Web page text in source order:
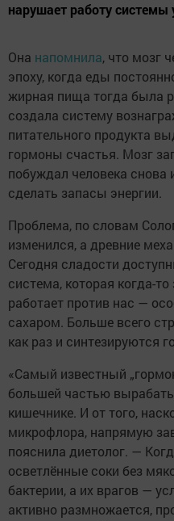
нарушает работу системы
Она напомнила, что мозг
эпоху, когда еды
жирная пища тогда была
создала систему
питательного продукта
гормоны счастья. Мозг
побуждал человека снова
сделать запасы энергии.
Проблема, по словам
изменился, а древние
Сегодня сладости
система, которая когда-
работает против нас —
сахаром. Больше всего
как раз и синтезируются
«Самый известный
большей частью
кишечнике. И от того,
микрофлора, напрямую
пояснила диетолог. —
осветлённые соки без
бактерии, а их врагов —
активно размножается,